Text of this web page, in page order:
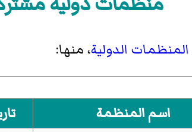
المنظمات الدولية، منها:
اسم المنظمة